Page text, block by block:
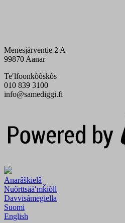
Menesjärventie 2 A
99870 Aanar
Teʹlfoonkõõskõs
010 839 3100
info@samediggi.fi
Anarâškielâ
Nuõrttsääʹmǩiõll
Davvisámegiella
Suomi
English